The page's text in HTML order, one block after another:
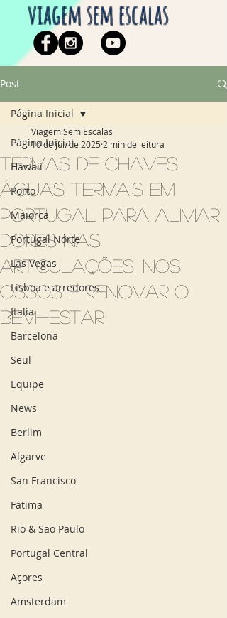
viagem sem escalas
Post
Página Inicial
Hawaii
Porto
Maiorca
Portugal Norte
Las Vegas
Lisboa e arredores
Italia
Barcelona
Seul
Equipe
News
Berlim
Algarve
San Francisco
Fatima
Rio & São Paulo
Portugal Central
Açores
Amsterdam
Página Inicial
Termas de Chaves:
águas termais em
Portugal para aliviar
dores nas
articulações, nos
ossos e renovar o
bem-estar
Viagem Sem Escalas
10 de jul. de 2025 2 min de leitura